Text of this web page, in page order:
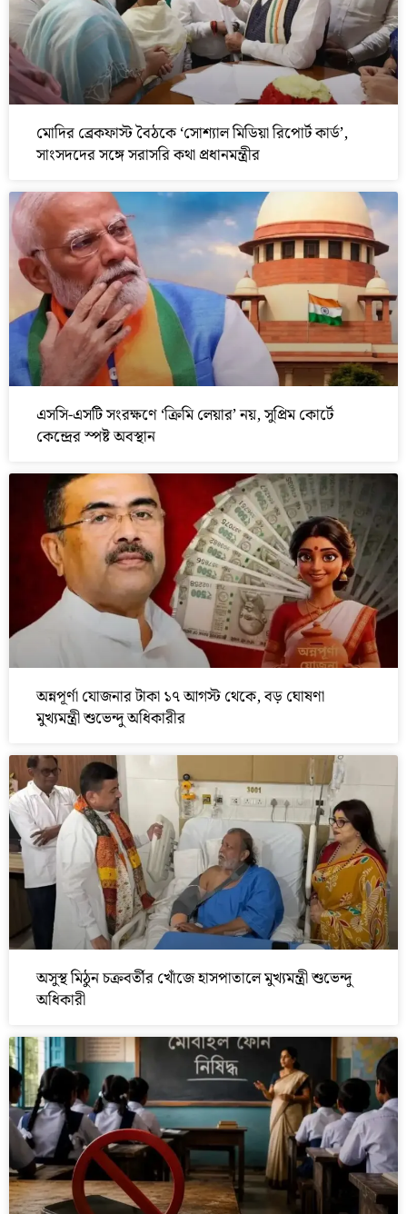
মোদির ব্রেকফাস্ট বৈঠকে ‘সোশ্যাল মিডিয়া রিপোর্ট কার্ড’,
সাংসদদের সঙ্গে সরাসরি কথা প্রধানমন্ত্রীর
এসসি-এসটি সংরক্ষণে ‘ক্রিমি লেয়ার’ নয়, সুপ্রিম কোর্টে
কেন্দ্রের স্পষ্ট অবস্থান
অন্নপূর্ণা যোজনার টাকা ১৭ আগস্ট থেকে, বড় ঘোষণা
মুখ্যমন্ত্রী শুভেন্দু অধিকারীর
অসুস্থ মিঠুন চক্রবর্তীর খোঁজে হাসপাতালে মুখ্যমন্ত্রী শুভেন্দু
অধিকারী